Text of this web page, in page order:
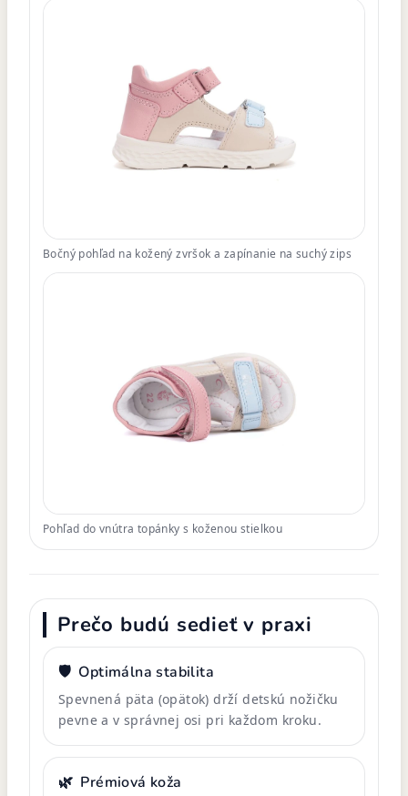
Bočný pohľad na kožený zvršok a zapínanie na suchý zips
Pohľad do vnútra topánky s koženou stielkou
Prečo budú sedieť v praxi
🛡️ Optimálna stabilita
Spevnená päta (opätok) drží detskú nožičku
pevne a v správnej osi pri každom kroku.
🌿 Prémiová koža